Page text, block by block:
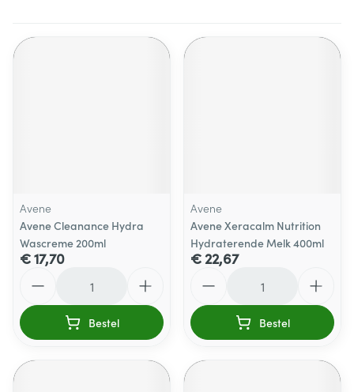
Avene
Avene Cleanance Hydra
Wascreme 200ml
€ 17,70
Bestel
Avene
Avene Xeracalm Nutrition
Hydraterende Melk 400ml
€ 22,67
Bestel